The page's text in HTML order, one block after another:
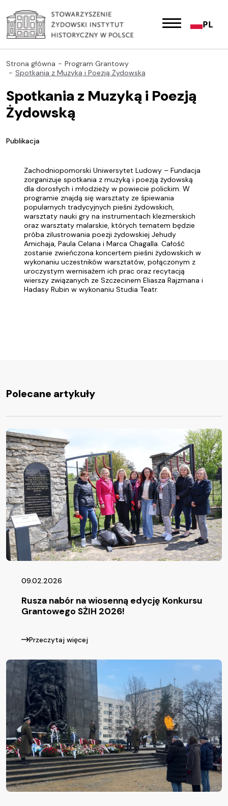
PL
Strona główna
Program Grantowy
Spotkania z Muzyką i Poezją Żydowską
Spotkania z Muzyką i Poezją
Żydowską
Publikacja
Zachodniopomorski Uniwersytet Ludowy – Fundacja
zorganizuje spotkania z muzyką i poezją żydowską
dla dorosłych i młodzieży w powiecie polickim. W
programie znajdą się warsztaty ze śpiewania
popularnych tradycyjnych pieśni żydowskich,
warsztaty nauki gry na instrumentach klezmerskich
oraz warsztaty malarskie, których tematem będzie
próba zilustrowania poezji żydowskiej Jehudy
Amichaja, Paula Celana i Marca Chagalla. Całość
zostanie zwieńczona koncertem pieśni żydowskich w
wykonaniu uczestników warsztatów, połączonym z
uroczystym wernisażem ich prac oraz recytacją
wierszy związanych ze Szczecinem Eliasza Rajzmana i
Hadasy Rubin w wykonaniu Studia Teatr.
Polecane artykuły
09.02.2026
Rusza nabór na wiosenną edycję Konkursu
Grantowego SŻIH 2026!
Przeczytaj więcej